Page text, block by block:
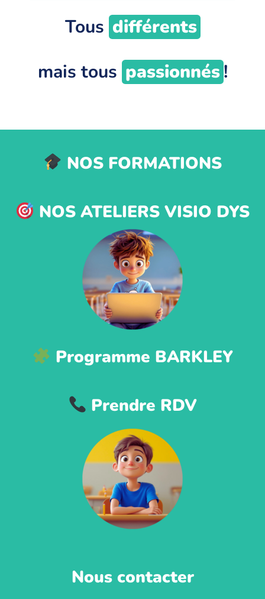
Tous différents
mais tous passionnés!
NOS FORMATIONS
NOS ATELIERS VISIO DYS
Programme BARKLEY
Prendre RDV
Nous contacter